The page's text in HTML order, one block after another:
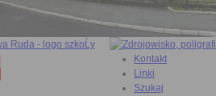
Kontakt
Linki
Szukaj